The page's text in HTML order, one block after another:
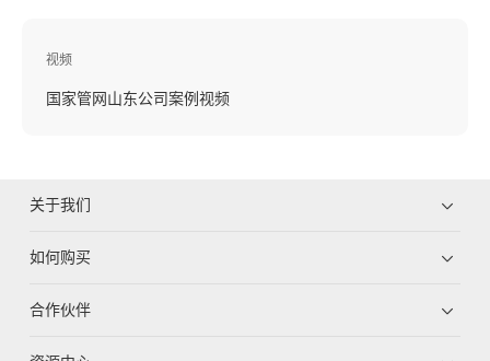
视频
国家管网山东公司案例视频
关于我们
如何购买
合作伙伴